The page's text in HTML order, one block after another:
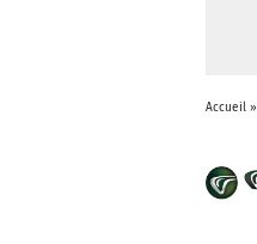
Accueil»